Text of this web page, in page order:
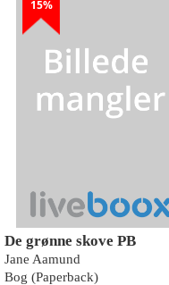
15%
De grønne skove PB
Jane Aamund
Bog (Paperback)